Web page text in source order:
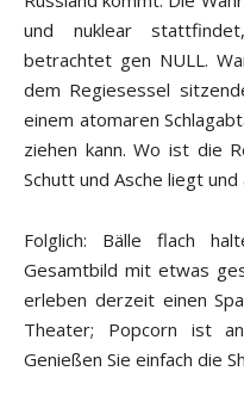
und nuklear
betrachtet gen NULL.
dem Regiesessel
einem atomaren
ziehen kann. Wo ist die
Schutt und Asche liegt
Folglich: Bälle flach
Gesamtbild mit etwas
erleben derzeit einen
Theater; Popcorn ist
Genießen Sie einfach die